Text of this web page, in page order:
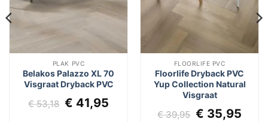
PLAK PVC
Belakos Palazzo XL 70
Visgraat Dryback PVC
€53,18 Oorspronkelijke
prijs
€ 41,95Huidige
FLOORLIFE PVC
Floorlife Dryback PVC
Yup Collection Natural
Visgraat
€39,95 € 35,95